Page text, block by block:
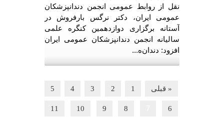
نقل از روابط عمومی انجمن دندانپزشکان
عمومی ایران، دکتر نرگس بارفروش در
آستانه برگزاری دوازدهمین کنگره علمی
سالیانه انجمن دندانپزشکان عمومی ایران
افزود: دندان‌ه...
« قبلی 1
2
3
4
5
6
8
9
10
11